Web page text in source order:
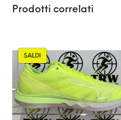
Prodotti correlati
SALDI